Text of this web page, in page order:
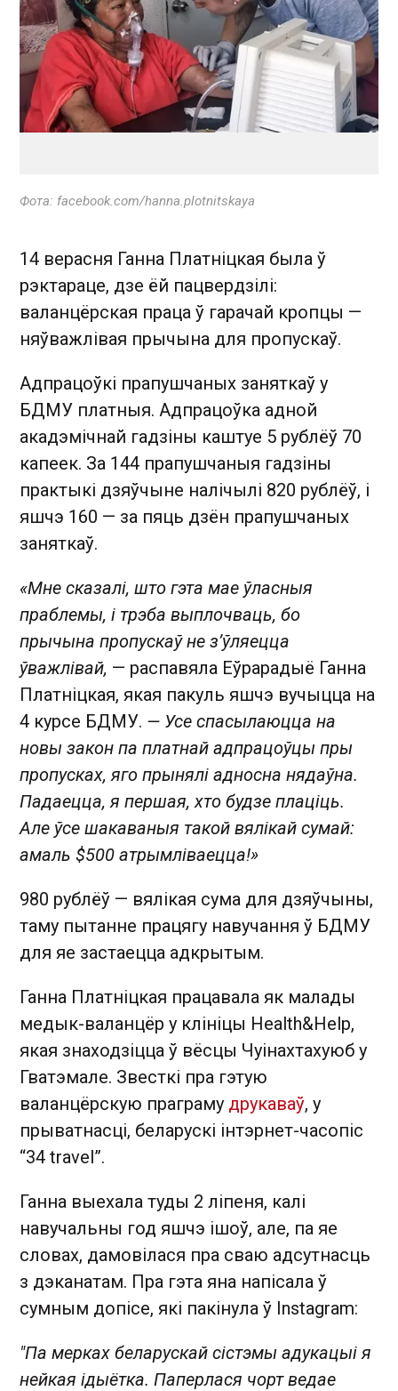
Фота: facebook.com/hanna.plotnitskaya
14 верасня Ганна Платніцкая была ў
рэктараце, дзе ёй пацвердзілі:
валанцёрская праца ў гарачай кропцы —
няўважлівая прычына для пропускаў.
Адпрацоўкі прапушчаных заняткаў у
БДМУ платныя. Адпрацоўка адной
акадэмічнай гадзіны каштуе 5 рублёў 70
капеек. За 144 прапушчаныя гадзіны
практыкі дзяўчыне налічылі 820 рублёў, і
яшчэ 160 — за пяць дзён прапушчаных
заняткаў.
«Мне сказалі, што гэта мае ўласныя
праблемы, і трэба выплочваць, бо
прычына пропускаў не з’ўляецца
ўважлівай, — распавяла Еўрарадыё Ганна
Платніцкая, якая пакуль яшчэ вучыцца на
4 курсе БДМУ. — Усе спасылаюцца на
новы закон па платнай адпрацоўцы пры
пропусках, яго прынялі адносна нядаўна.
Падаецца, я першая, хто будзе плаціць.
Але ўсе шакаваныя такой вялікай сумай:
амаль $500 атрымліваецца!»
980 рублёў — вялікая сума для дзяўчыны,
таму пытанне працягу навучання ў БДМУ
для яе застаецца адкрытым.
Ганна Платніцкая працавала як малады
медык-валанцёр у клініцы Health&Help,
якая знаходзіцца ў вёсцы Чуінахтахуюб у
Гватэмале. Звесткі пра гэтую
валанцёрскую праграму друкаваў, у
прыватнасці, беларускі інтэрнет-часопіс
“34 travel”.
Ганна выехала туды 2 ліпеня, калі
навучальны год яшчэ ішоў, але, па яе
словах, дамовілася пра сваю адсутнасць
з дэканатам. Пра гэта яна напісала ў
сумным допісе, які пакінула ў Instagram:
"Па мерках беларускай сістэмы адукацыі я
нейкая ідыётка. Паперлася чорт ведае